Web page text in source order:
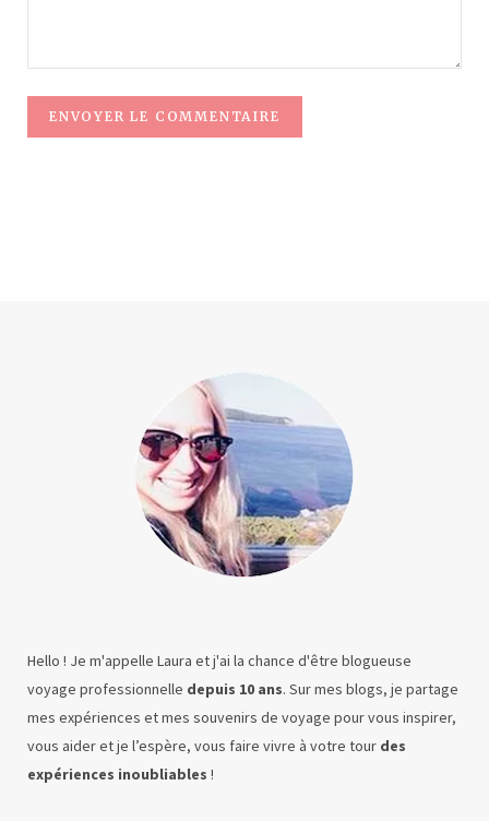
Hello ! Je m'appelle Laura et j'ai la chance d'être blogueuse
voyage professionnelle depuis 10 ans. Sur mes blogs, je partage
mes expériences et mes souvenirs de voyage pour vous inspirer,
vous aider et je l’espère, vous faire vivre à votre tour des
expériences inoubliables !